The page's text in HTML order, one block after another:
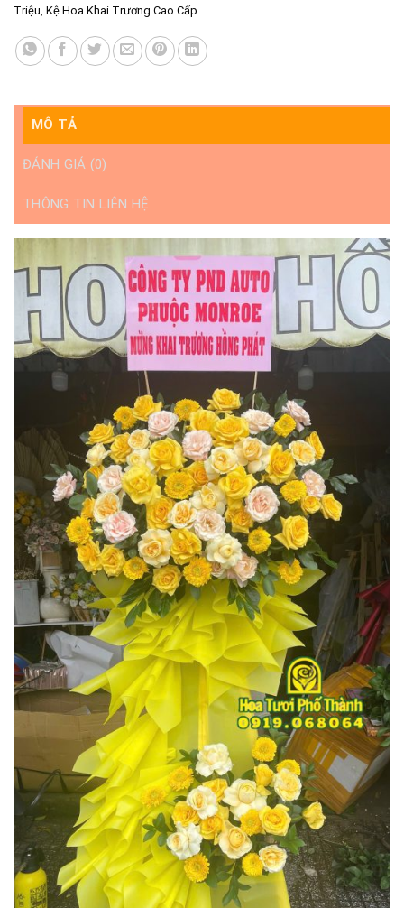
Triệu Kệ Hoa Khai Trương Cao Cấp
MÔ TẢ
ĐÁNH GIÁ (0)
THÔNG TIN LIÊN HỆ